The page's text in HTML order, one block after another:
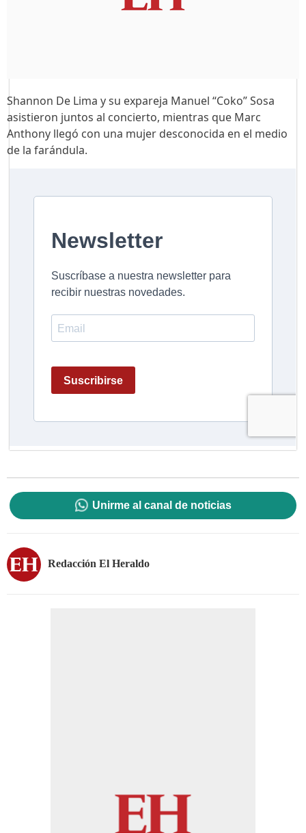
Shannon De Lima y su expareja Manuel “Coko” Sosa
asistieron juntos al concierto, mientras que Marc
Anthony llegó con una mujer desconocida en el medio
de la farándula.
Unirme al canal de noticias
Redacción El Heraldo